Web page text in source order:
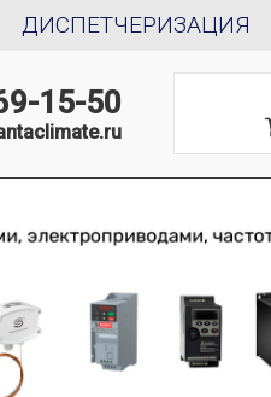
ДИСПЕТЧЕРИЗАЦИЯ
15-50